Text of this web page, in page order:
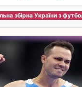
збірна України з